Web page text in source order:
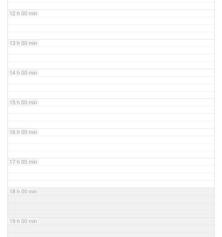
12 h 00 min
13 h 00 min
14 h 00 min
15 h 00 min
16 h 00 min
17 h 00 min
18 h 00 min
19 h 00 min